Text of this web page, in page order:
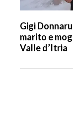
Gigi
marito e
Valle d’Itria